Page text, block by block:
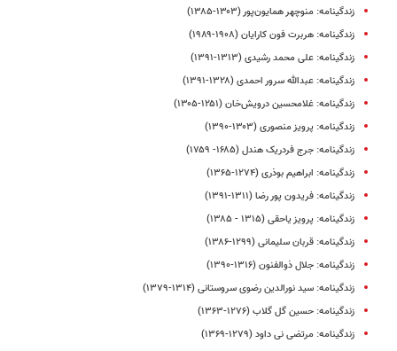
زندگینامه: منوچهر همایون‌پور (۱۳۰۳-۱۳۸۵)
زندگینامه: هربرت فون کارایان (۱۹۰۸-۱۹۸۹)
زندگینامه: علی‌ محمد رشیدی (۱۳۱۳-۱۳۹۱)
زندگینامه: عبدالله سرور احمدی (۱۳۲۸-۱۳۹۱)
زندگینامه: غلامحسین درویش‌خان (۱۲۵۱-۱۳۰۵)
زندگینامه: پرویز منصوری (۱۳۰۳-۱۳۹۰)
زندگینامه: جرج فردریک هندل (۱۶۸۵- ۱۷۵۹)
زندگینامه: ابراهیم بوذری (۱۲۷۴-۱۳۶۵)
زندگینامه: فریدون پور رضا (۱۳۱۱-۱۳۹۱)
زندگینامه: پرویز یاحقی (۱۳۱۵ - ۱۳۸۵)
زندگینامه: قربان سلیمانی (۱۲۹۹-۱۳۸۶)
زندگینامه: جلال ذوالفنون (۱۳۱۶-۱۳۹۰)
زندگینامه: سید نورالدین رضوی سروستانی (۱۳۱۴-۱۳۷۹)
زندگینامه‌: حسین گل‌ گلاب (۱۲۷۶-۱۳۶۳)
زندگینامه: مرتضی نی داود (۱۲۷۹-۱۳۶۹)